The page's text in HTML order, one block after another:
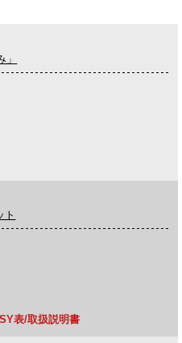
ト
表/取扱説明書